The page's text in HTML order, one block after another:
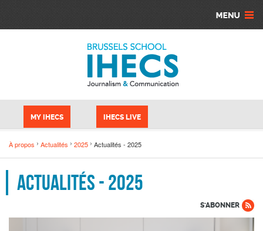
MY IHECS IHECS LIVE
À propos Actualités 2025 Actualités - 2025
Actualités - 2025
S'ABONNER